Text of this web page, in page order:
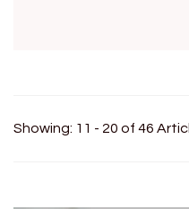
Showing: 11 - 20 of 46